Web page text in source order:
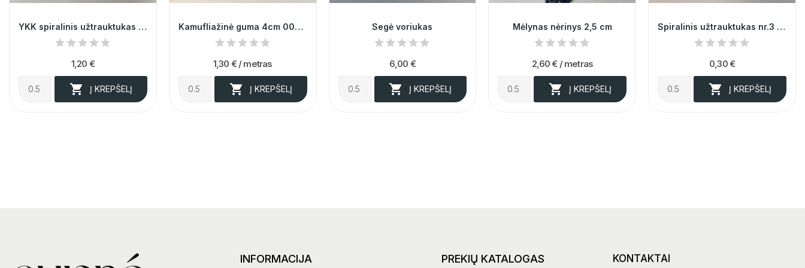
YKK spiralinis užtrauktukas nr.3 kūno spalvos
1,20 €
 Į KREPŠELĮ
Kamufliažinė guma 4cm 006380
1,30 € / metras
 Į KREPŠELĮ
Segė voriukas
6,00 €
 Į KREPŠELĮ
Mėlynas nėrinys 2,5 cm
2,60 € / metras
 Į KREPŠELĮ
Spiralinis užtrauktukas nr.3 @11
0,30 €
 Į KREPŠELĮ
INFORMACIJA PREKIŲ KATALOGAS KONTAKTAI